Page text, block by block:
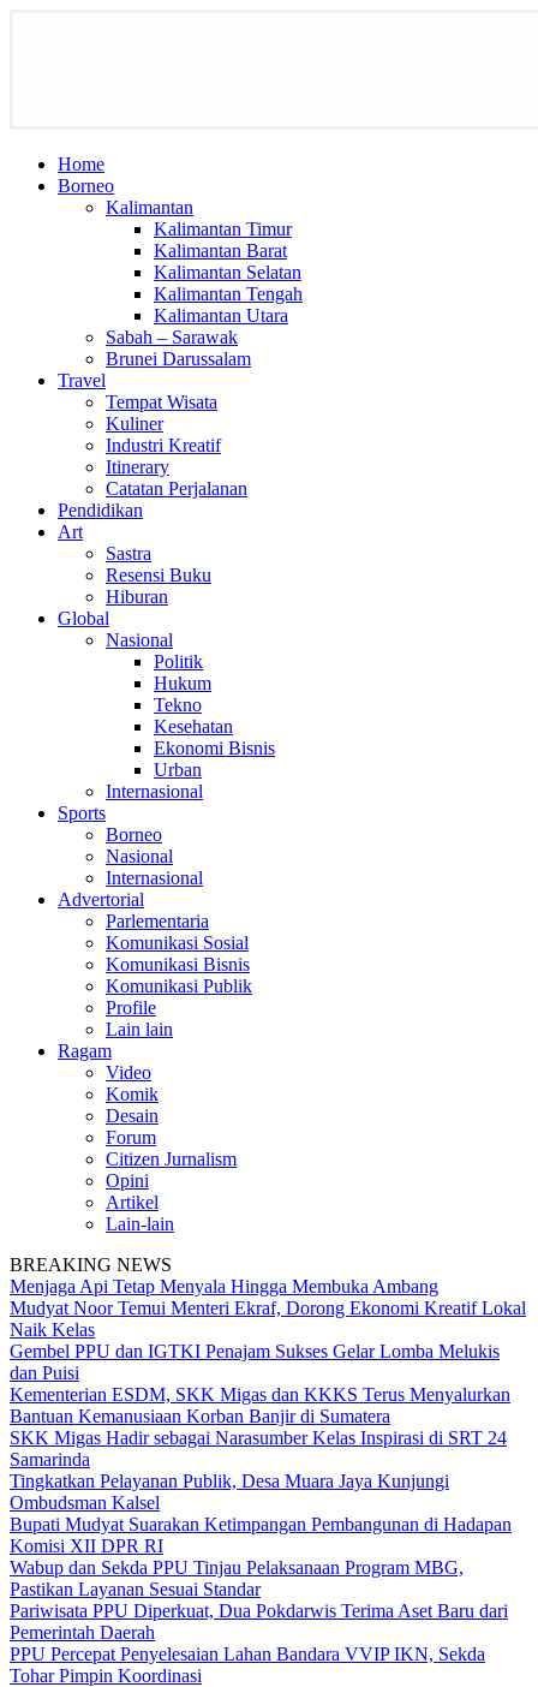
Home
Borneo
Kalimantan
Kalimantan Timur
Kalimantan Barat
Kalimantan Selatan
Kalimantan Tengah
Kalimantan Utara
Sabah – Sarawak
Brunei Darussalam
Travel
Tempat Wisata
Kuliner
Industri Kreatif
Itinerary
Catatan Perjalanan
Pendidikan
Art
Sastra
Resensi Buku
Hiburan
Global
Nasional
Politik
Hukum
Tekno
Kesehatan
Ekonomi Bisnis
Urban
Internasional
Sports
Borneo
Nasional
Internasional
Advertorial
Parlementaria
Komunikasi Sosial
Komunikasi Bisnis
Komunikasi Publik
Profile
Lain lain
Ragam
Video
Komik
Desain
Forum
Citizen Jurnalism
Opini
Artikel
Lain-lain
BREAKING NEWS
Menjaga Api Tetap Menyala Hingga Membuka Ambang
Mudyat Noor Temui Menteri Ekraf, Dorong Ekonomi Kreatif Lokal
Naik Kelas
Gembel PPU dan IGTKI Penajam Sukses Gelar Lomba Melukis
dan Puisi
Kementerian ESDM, SKK Migas dan KKKS Terus Menyalurkan
Bantuan Kemanusiaan Korban Banjir di Sumatera
SKK Migas Hadir sebagai Narasumber Kelas Inspirasi di SRT 24
Samarinda
Tingkatkan Pelayanan Publik, Desa Muara Jaya Kunjungi
Ombudsman Kalsel
Bupati Mudyat Suarakan Ketimpangan Pembangunan di Hadapan
Komisi XII DPR RI
Wabup dan Sekda PPU Tinjau Pelaksanaan Program MBG,
Pastikan Layanan Sesuai Standar
Pariwisata PPU Diperkuat, Dua Pokdarwis Terima Aset Baru dari
Pemerintah Daerah
PPU Percepat Penyelesaian Lahan Bandara VVIP IKN, Sekda
Tohar Pimpin Koordinasi